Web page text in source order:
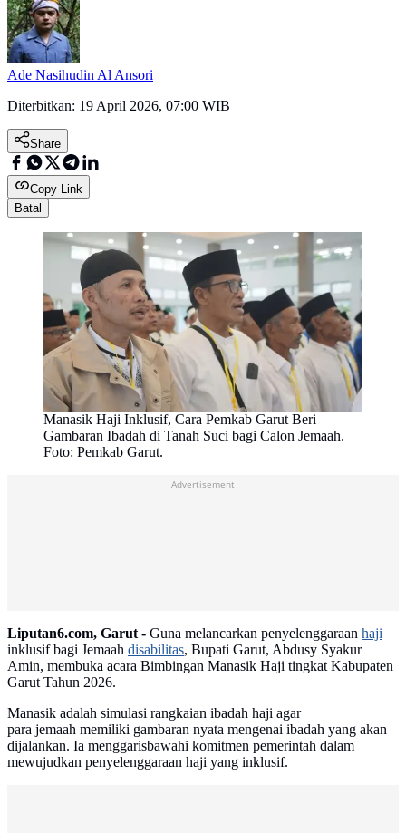
Ade Nasihudin Al Ansori
Diterbitkan: 19 April 2026, 07:00 WIB
Share
Copy Link
Batal
Manasik Haji Inklusif, Cara Pemkab Garut Beri
Gambaran Ibadah di Tanah Suci bagi Calon Jemaah.
Foto: Pemkab Garut.
Advertisement
Liputan6.com, Garut - Guna melancarkan penyelenggaraan haji
inklusif bagi Jemaah disabilitas, Bupati Garut, Abdusy Syakur
Amin, membuka acara Bimbingan Manasik Haji tingkat Kabupaten
Garut Tahun 2026.
Manasik adalah simulasi rangkaian ibadah haji agar
para jemaah memiliki gambaran nyata mengenai ibadah yang akan
dijalankan. Ia menggarisbawahi komitmen pemerintah dalam
mewujudkan penyelenggaraan haji yang inklusif.